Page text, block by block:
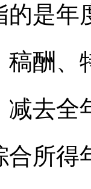
年
稿酬、
减去全
合所